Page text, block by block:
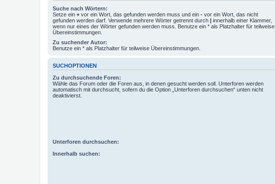
Suche nach Wörtern:
Setze ein + vor ein Wort, das gefunden werden muss und ein - vor ein Wort, das nicht
gefunden werden darf. Verwende mehrere Wörter getrennt durch | innerhalb einer Klammer,
wenn nur eines der Wörter gefunden werden muss. Benutze ein * als Platzhalter für teilweise
Übereinstimmungen.
Zu suchender Autor:
Benutze ein * als Platzhalter für teilweise Übereinstimmungen.
SUCHOPTIONEN
Zu durchsuchende Foren:
Wähle das Forum oder die Foren aus, in denen gesucht werden soll. Unterforen werden
automatisch mit durchsucht, sofern du die Option „Unterforen durchsuchen“ unten nicht
deaktivierst.
Unterforen durchsuchen:
Innerhalb suchen: